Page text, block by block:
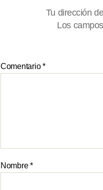
Tu dirección
Los
Comentario*
Nombre*